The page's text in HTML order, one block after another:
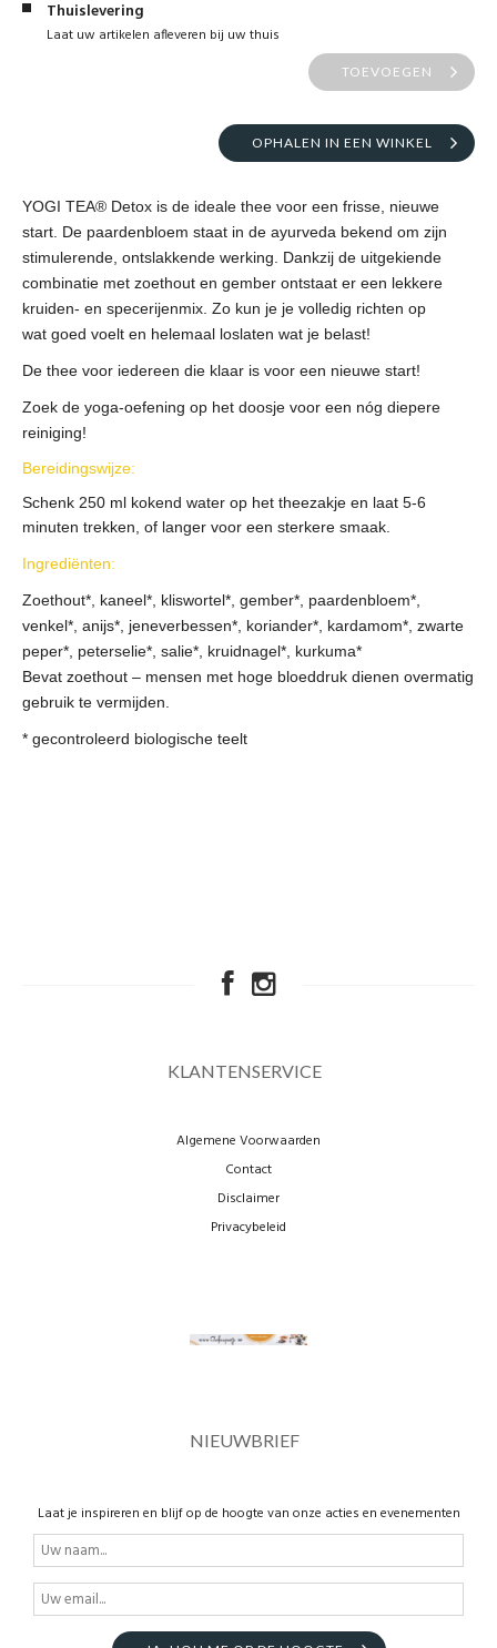
Thuislevering
Laat uw artikelen afleveren bij uw thuis
TOEVOEGEN
OPHALEN IN EEN WINKEL
YOGI TEA® Detox is de ideale thee voor een frisse, nieuwe
start. De paardenbloem staat in de ayurveda bekend om zijn
stimulerende, ontslakkende werking. Dankzij de uitgekiende
combinatie met zoethout en gember ontstaat er een lekkere
kruiden- en specerijenmix. Zo kun je je volledig richten op
wat goed voelt en helemaal loslaten wat je belast!
De thee voor iedereen die klaar is voor een nieuwe start!
Zoek de yoga-oefening op het doosje voor een nóg diepere
reiniging!
Bereidingswijze:
Schenk 250 ml kokend water op het theezakje en laat 5-6
minuten trekken, of langer voor een sterkere smaak.
Ingrediënten:
Zoethout*, kaneel*, kliswortel*, gember*, paardenbloem*,
venkel*, anijs*, jeneverbessen*, koriander*, kardamom*, zwarte
peper*, peterselie*, salie*, kruidnagel*, kurkuma*
Bevat zoethout – mensen met hoge bloeddruk dienen overmatig
gebruik te vermijden.
* gecontroleerd biologische teelt
KLANTENSERVICE
Algemene Voorwaarden
Contact
Disclaimer
Privacybeleid
NIEUWBRIEF
Laat je inspireren en blijf op de hoogte van onze acties en evenementen